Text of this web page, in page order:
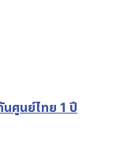
ศูนย์ไทย 1 ปี